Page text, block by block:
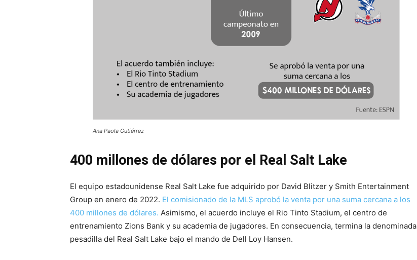
Ana Paola Gutiérrez
400 millones de dólares por el Real Salt Lake
El equipo estadounidense Real Salt Lake fue adquirido por David Blitzer y Smith Entertainment
Group en enero de 2022. El comisionado de la MLS aprobó la venta por una suma cercana a los
400 millones de dólares. Asimismo, el acuerdo incluye el Rio Tinto Stadium, el centro de
entrenamiento Zions Bank y su academia de jugadores. En consecuencia, termina la denominada
pesadilla del Real Salt Lake bajo el mando de Dell Loy Hansen.